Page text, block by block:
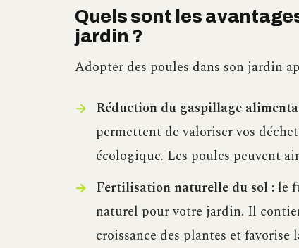
Quels sont les
jardin ?
Adopter des poules dans son jardin
Réduction du gaspillage
permettent de valoriser vos
écologique. Les poules peuvent
Fertilisation naturelle du sol :le
naturel pour votre jardin. Il
croissance des plantes et